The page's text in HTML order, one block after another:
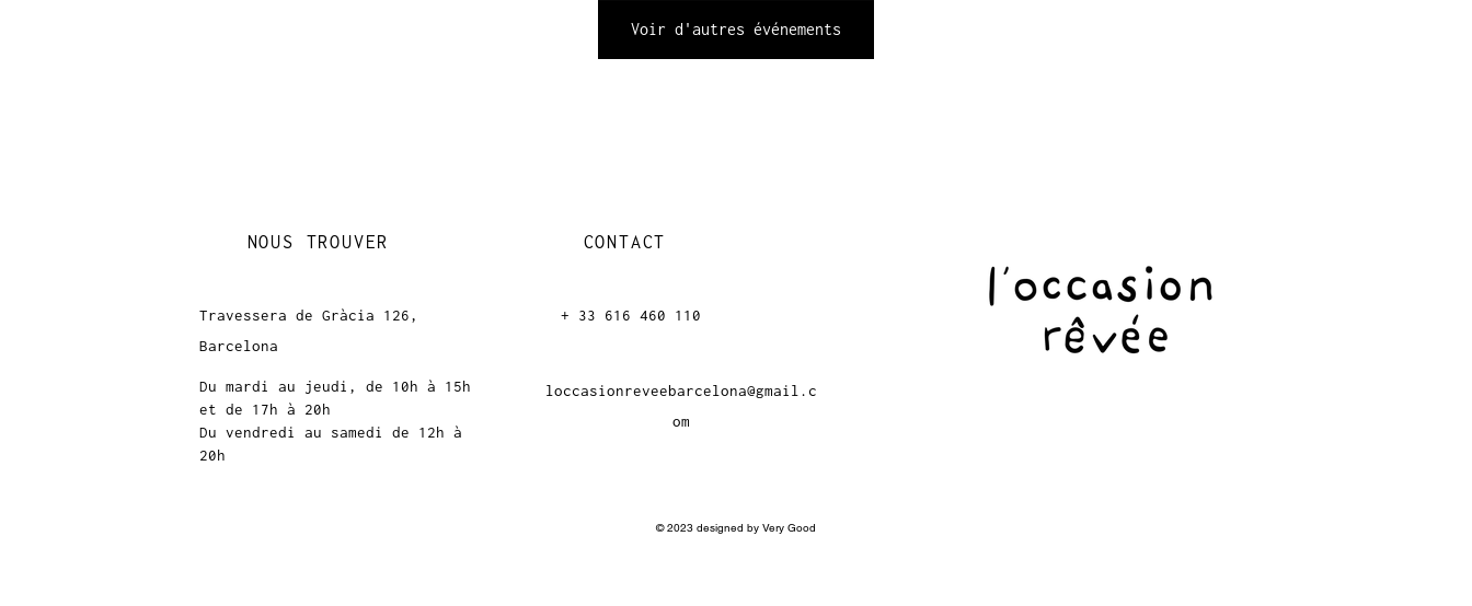
Voir d'autres événements
NOUS TROUVER
Travessera de Gràcia 126,
Barcelona
Du mardi au jeudi, de 10h à 15h
et de 17h à 20h
Du vendredi au samedi de 12h à
20h
CONTACT
+ 33 616 460 110
loccasionreveebarcelona@gmail.c
om
© 2023 designed by Very Good